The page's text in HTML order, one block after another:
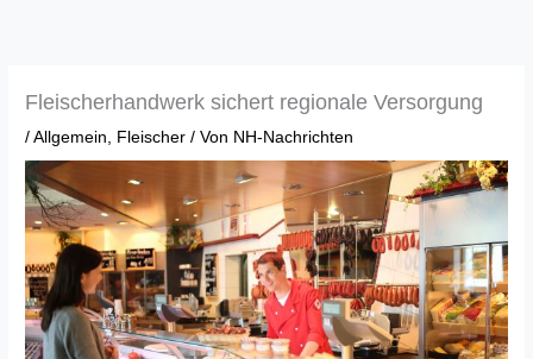
Fleischerhandwerk sichert regionale Versorgung
/Allgemein, Fleischer / Von NH-Nachrichten